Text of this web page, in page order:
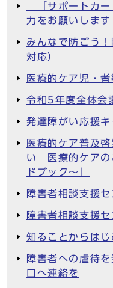
「サポートカ
力をお願いします
みんなで防ごう
対応）
医療的ケア児・
令和5年度全体会
発達障がい応援
医療的ケア普及
い 医療的ケアの
ドブック～」
障害者相談支援
障害者相談支援
知ることからは
障害者への虐待
口へ連絡を